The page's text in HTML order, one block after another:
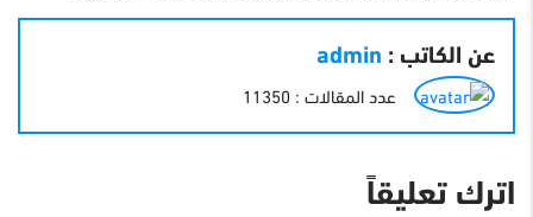
عن الكاتب : admin
عدد المقالات : 11350
اترك تعليقاً